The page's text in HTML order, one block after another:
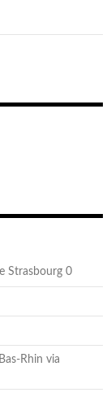
Strasbourg 0
Rhin via